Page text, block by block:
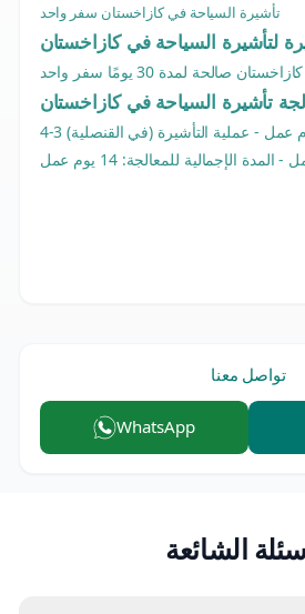
تأشيرة السياحة في كازاخستان سفر واحد
صالحة لمدة 30 يومًا سفر واحد
عملية الدعوة: 7-10 أيام عمل - عملية التأشيرة (في القنصلية) 3-4
المدة الإجمالية للمعالجة: 14 يوم عمل
تواصل معنا
WhatsApp
الشائعة